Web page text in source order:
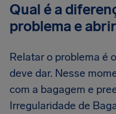
Qual é a
problema e
Relatar o problema é
deve dar. Nesse
com a bagagem e
Irregularidade de